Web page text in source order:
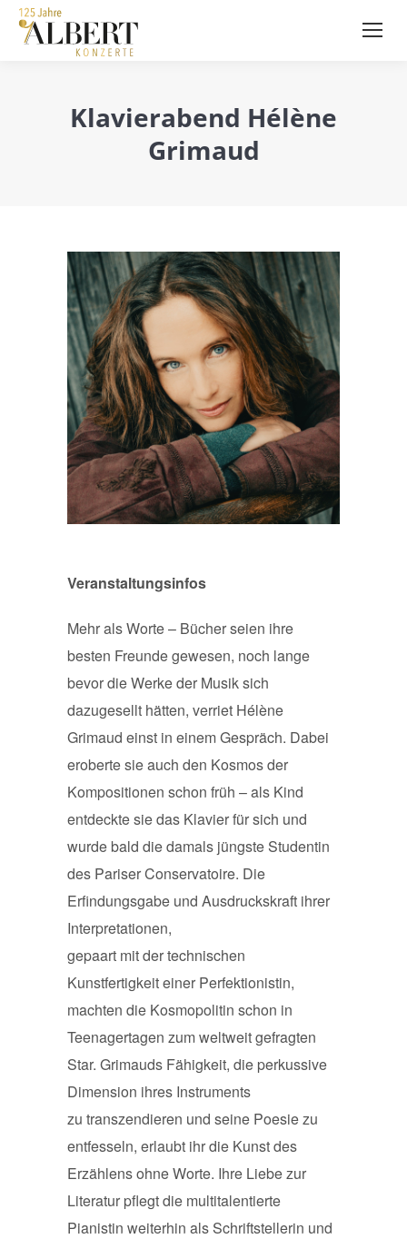
Klavierabend Hélène
Grimaud
Veranstaltungsinfos
Mehr als Worte – Bücher seien ihre
besten Freunde gewesen, noch lange
bevor die Werke der Musik sich
dazugesellt hätten, verriet Hélène
Grimaud einst in einem Gespräch. Dabei
eroberte sie auch den Kosmos der
Kompositionen schon früh – als Kind
entdeckte sie das Klavier für sich und
wurde bald die damals jüngste Studentin
des Pariser Conservatoire. Die
Erfindungsgabe und Ausdruckskraft ihrer
Interpretationen,
gepaart mit der technischen
Kunstfertigkeit einer Perfektionistin,
machten die Kosmopolitin schon in
Teenagertagen zum weltweit gefragten
Star. Grimauds Fähigkeit, die perkussive
Dimension ihres Instruments
zu transzendieren und seine Poesie zu
entfesseln, erlaubt ihr die Kunst des
Erzählens ohne Worte. Ihre Liebe zur
Literatur pflegt die multitalentierte
Pianistin weiterhin als Schriftstellerin und